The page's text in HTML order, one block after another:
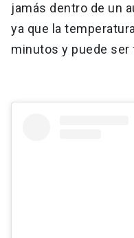
jamás dentro de un
ya que la
minutos y puede ser